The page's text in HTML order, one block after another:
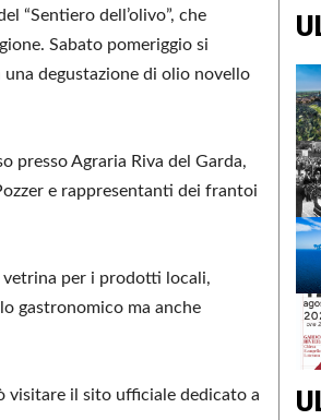
“Sentiero dell’olivo”, che
Sabato pomeriggio si
degustazione di olio novello
presso Agraria Riva del Garda,
e rappresentanti dei frantoi
vetrina per i prodotti locali,
gastronomico ma anche
visitare il sito ufficiale dedicato a